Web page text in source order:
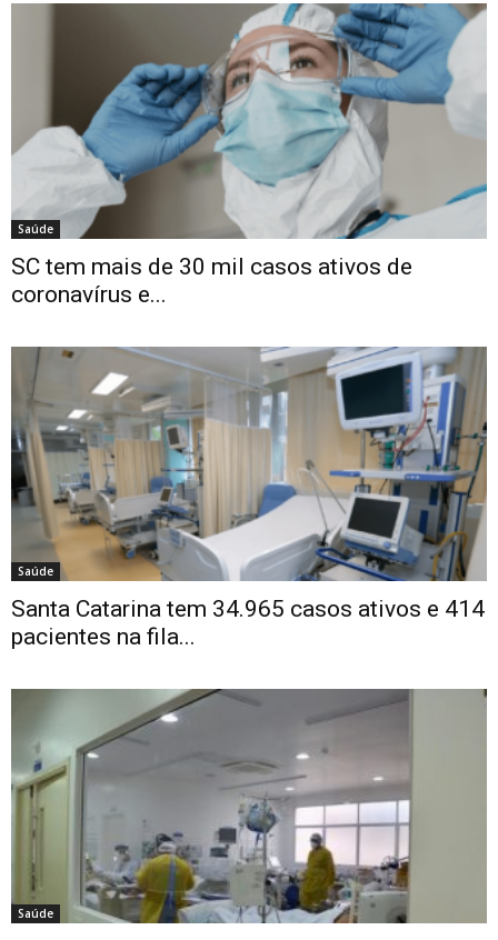
Saúde
SC tem mais de 30 mil casos ativos de
coronavírus e...
Saúde
Santa Catarina tem 34.965 casos ativos e 414
pacientes na fila...
Saúde